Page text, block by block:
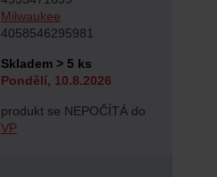
produkt se NEPOČÍTÁ do
VP
Skladem > 5 ks
Pondělí, 10.8.2026
Milwaukee
4058546295981